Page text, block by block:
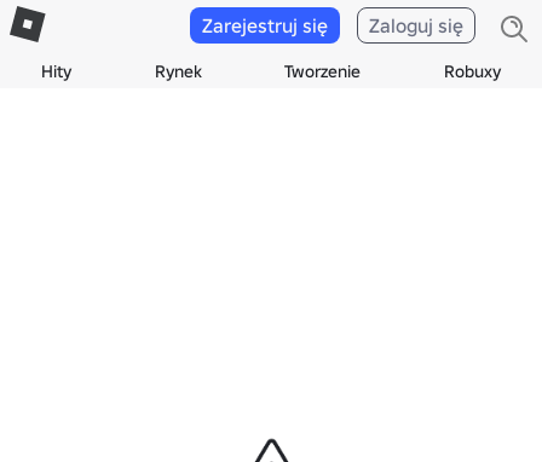
Hity Rynek Tworzenie Robuxy
Zarejestruj się Zaloguj się